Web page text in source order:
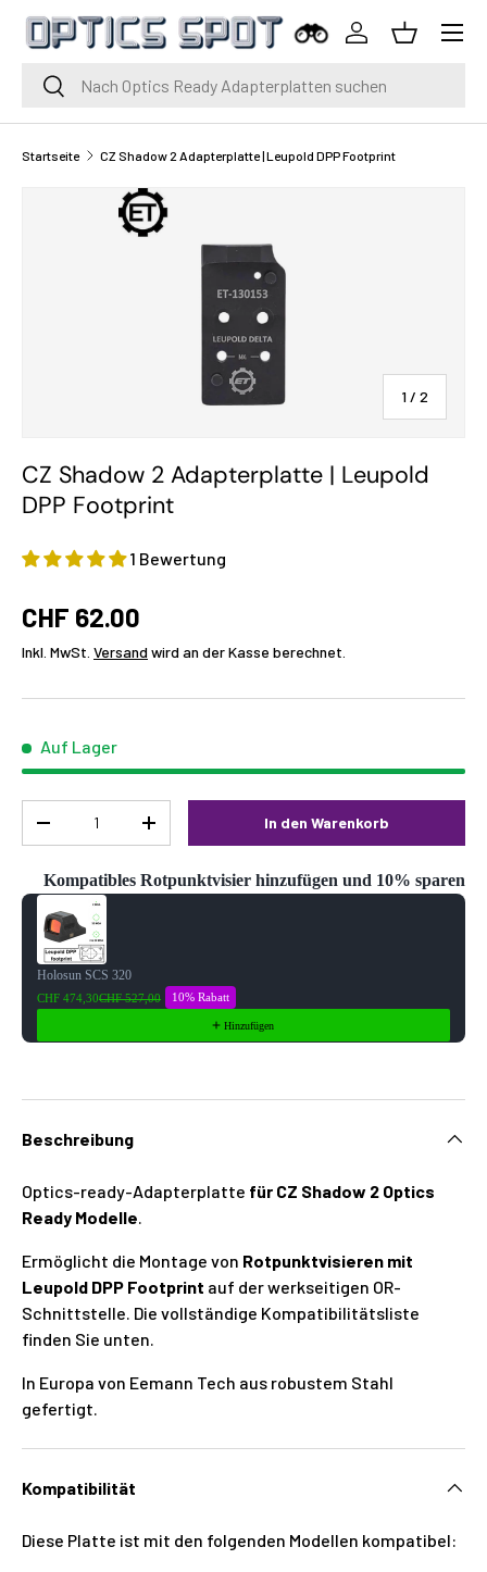
Zum Inhalt springen
SucheSuche
Einloggen
Korb
Menü
Startseite CZ Shadow 2 Adapterplatte | Leupold DPP Footprint
1/ von
2
CZ Shadow 2 Adapterplatte | Leupold
DPP Footprint
1 Bewertung
CHF 62.00
Inkl. MwSt. Versand wird an der Kasse berechnet.
Auf Lager
-
+ In den Warenkorb
Kompatibles Rotpunktvisier hinzufügen und 10% sparen
Use the Previous and Next buttons to navigate through product
Holosun SCS 320
CHF 474,30CHF 527,00 10% Rabatt
Hinzufügen
Beschreibung
Optics-ready-Adapterplatte für CZ Shadow 2 Optics
Ready Modelle.
Ermöglicht die Montage von Rotpunktvisieren mit
Leupold DPP Footprint auf der werkseitigen OR-
Schnittstelle. Die vollständige Kompatibilitätsliste
finden Sie unten.
In Europa von Eemann Tech aus robustem Stahl
gefertigt.
Kompatibilität
Diese Platte ist mit den folgenden Modellen kompatibel: